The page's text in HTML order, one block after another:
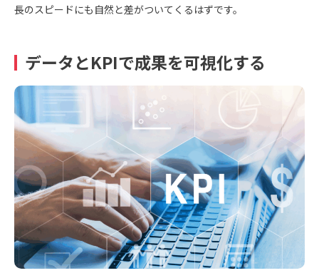
長のスピードにも自然と差がついてくるはずです。
データとKPIで成果を可視化する